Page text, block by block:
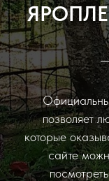
позволяет
которые
сайте